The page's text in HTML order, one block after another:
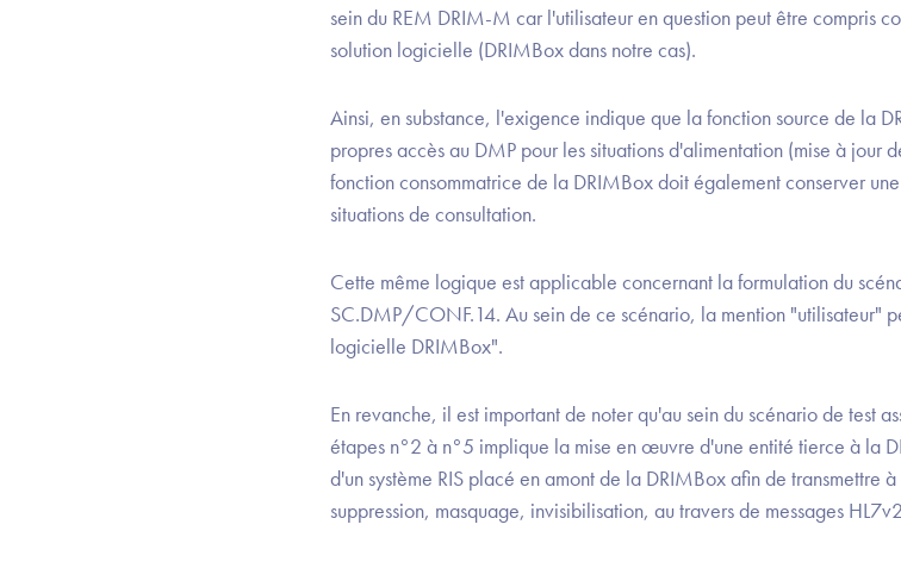
sein du REM DRIM-M car l'utilisateur en question peut être compris
solution logicielle (DRIMBox dans notre cas).
Ainsi, en substance, l'exigence indique que la fonction source de la
propres accès au DMP pour les situations d'alimentation (mise à jour
fonction consommatrice de la DRIMBox doit également conserver
situations de consultation.
Cette même logique est applicable concernant la formulation du
SC.DMP/CONF.14. Au sein de ce scénario, la mention "utilisateur"
logicielle DRIMBox".
En revanche, il est important de noter qu'au sein du scénario de test
étapes n°2 à n°5 implique la mise en œuvre d'une entité tierce à la
d'un système RIS placé en amont de la DRIMBox afin de transmettre
suppression, masquage, invisibilisation, au travers de messages